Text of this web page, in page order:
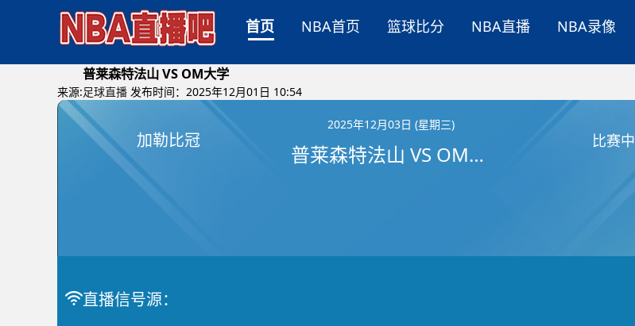
首页 NBA首页 篮球比分 NBA直播 NBA录像
普莱森特法山 VS OM大学
来源:足球直播 发布时间：2025年12月01日 10:54
加勒比冠
2025年12月03日 (星期三)
普莱森特法山 VS OM大学
比赛中
直播信号源：